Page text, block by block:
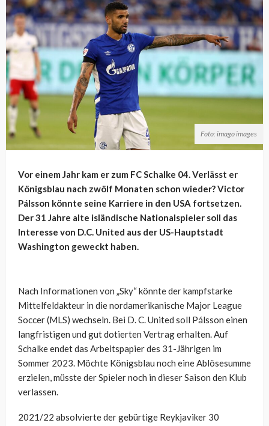
Foto: imago images
Vor einem Jahr kam er zum FC Schalke 04. Verlässt er
Königsblau nach zwölf Monaten schon wieder? Victor
Pálsson könnte seine Karriere in den USA fortsetzen.
Der 31 Jahre alte isländische Nationalspieler soll das
Interesse von D.C. United aus der US-Hauptstadt
Washington geweckt haben.
Nach Informationen von „Sky“ könnte der kampfstarke
Mittelfeldakteur in die nordamerikanische Major League
Soccer (MLS) wechseln. Bei D. C. United soll Pálsson einen
langfristigen und gut dotierten Vertrag erhalten. Auf
Schalke endet das Arbeitspapier des 31-Jährigen im
Sommer 2023. Möchte Königsblau noch eine Ablösesumme
erzielen, müsste der Spieler noch in dieser Saison den Klub
verlassen.
2021/22 absolvierte der gebürtige Reykjaviker 30